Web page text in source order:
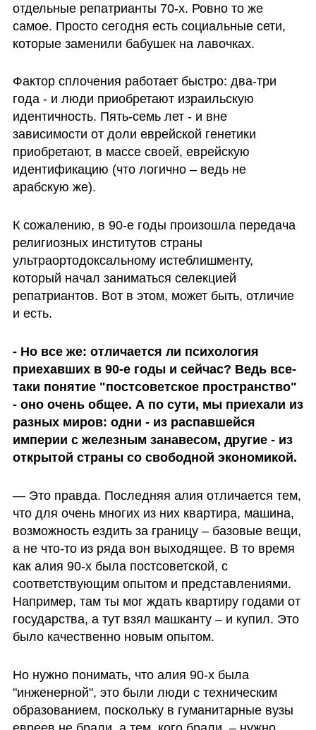
отдельные репатрианты 70-х. Ровно то же
самое. Просто сегодня есть социальные сети,
которые заменили бабушек на лавочках.
Фактор сплочения работает быстро: два-три
года - и люди приобретают израильскую
идентичность. Пять-семь лет - и вне
зависимости от доли еврейской генетики
приобретают, в массе своей, еврейскую
идентификацию (что логично – ведь не
арабскую же).
К сожалению, в 90-е годы произошла передача
религиозных институтов страны
ультраортодоксальному истеблишменту,
который начал заниматься селекцией
репатриантов. Вот в этом, может быть, отличие
и есть.
- Но все же: отличается ли психология
приехавших в 90-е годы и сейчас? Ведь все-
таки понятие "постсоветское пространство"
- оно очень общее. А по сути, мы приехали из
разных миров: одни - из распавшейся
империи с железным занавесом, другие - из
открытой страны со свободной экономикой.
— Это правда. Последняя алия отличается тем,
что для очень многих из них квартира, машина,
возможность ездить за границу – базовые вещи,
а не что-то из ряда вон выходящее. В то время
как алия 90-х была постсоветской, с
соответствующим опытом и представлениями.
Например, там ты мог ждать квартиру годами от
государства, а тут взял машканту – и купил. Это
было качественно новым опытом.
Но нужно понимать, что алия 90-х была
"инженерной", это были люди с техническим
образованием, поскольку в гуманитарные вузы